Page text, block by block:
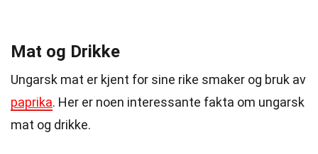
Mat og Drikke
Ungarsk mat er kjent for sine rike smaker og bruk av
paprika. Her er noen interessante fakta om ungarsk
mat og drikke.